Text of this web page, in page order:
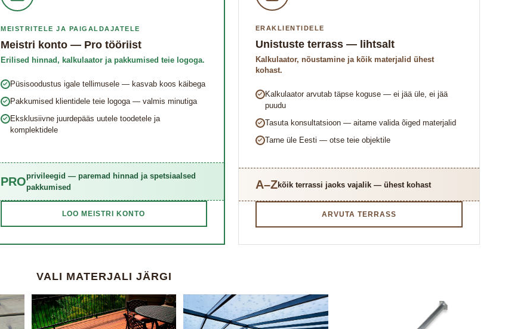
MEISTRITELE JA PAIGALDAJATELE
Meistri konto — Pro tööriist
Erilised hinnad, kalkulaator ja pakkumised teie logoga.
Püsisoodustus igale tellimusele — kasvab koos käibega
Pakkumised klientidele teie logoga — valmis minutiga
Eksklusiivne juurde​pääs uutele toodetele ja
komplektidele
PROprivileegid — paremad hinnad ja spetsiaalsed
pakkumised
LOO MEISTRI KONTO
ERAKLIENTIDELE
Unistuste terrass — lihtsalt
Kalkulaator, nõustamine ja kõik materjalid ühest
kohast.
Kalkulaator arvutab täpse koguse — ei jää üle, ei jää
puudu
Tasuta konsultatsioon — aitame valida õiged materjalid
Tarne üle Eesti — otse teie objektile
A–Zkõik terrassi jaoks vajalik — ühest kohast
ARVUTA TERRASS
VALI MATERJALI JÄRGI